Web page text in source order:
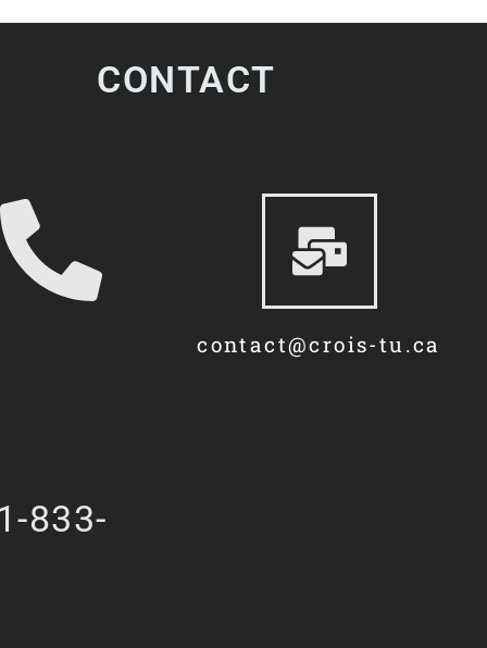
CONTACT
833-
contact@crois-tu.ca